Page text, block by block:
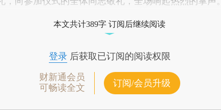
本文共计389字 订阅后继续阅读
登录后获取已订阅的阅读权限
财新通会员
可畅读全文
订阅/会员升级